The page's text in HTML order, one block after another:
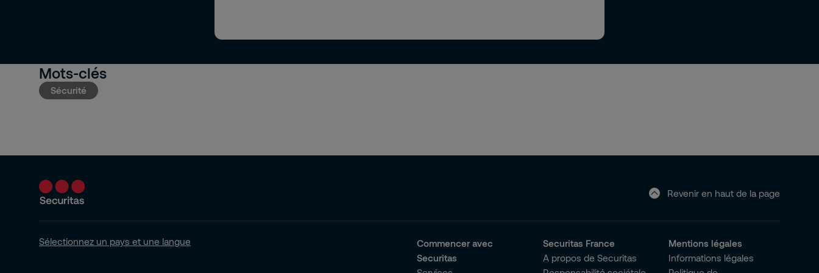
Mots-clés
Sécurité
Revenir en haut de la page
Sélectionnez un pays et une langue
Commencer avec
Securitas
Securitas France
A propos de Securitas
Mentions légales
Informations légales